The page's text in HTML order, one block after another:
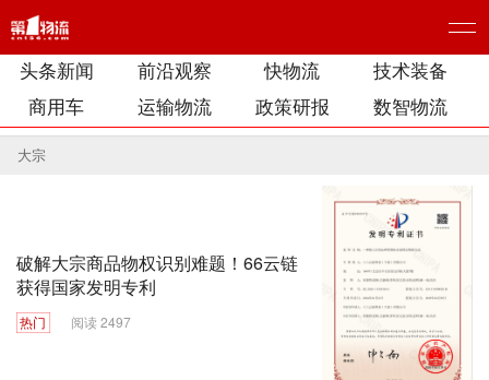
头条新闻 前沿观察 快物流
技术装备
商用车
运输物流 政策研报 数智物流
大宗
破解大宗商品物权识别难题！66云链
获得国家发明专利
热门 阅读 2497